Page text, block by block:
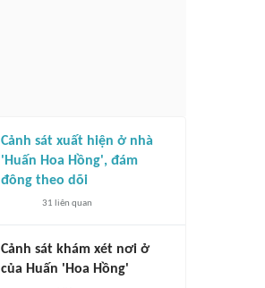
Cảnh sát xuất hiện ở nhà
'Huấn Hoa Hồng', đám
đông theo dõi
31 liên quan
Cảnh sát khám xét nơi ở
của Huấn 'Hoa Hồng'